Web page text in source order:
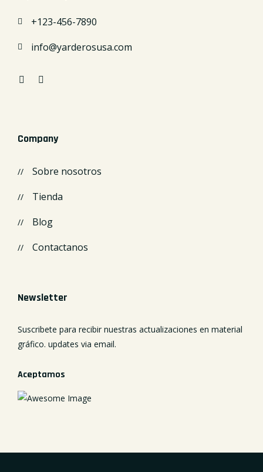
+123-456-7890
info@yarderosusa.com
Company
Sobre nosotros
Tienda
Blog
Contactanos
Newsletter
Suscribete para recibir nuestras actualizaciones en material
gráfico. updates via email.
Aceptamos